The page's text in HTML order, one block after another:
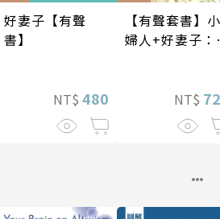
好妻子【有聲
書】
NT$ 480
【有聲套書】小
婦人+好妻子：
NT$